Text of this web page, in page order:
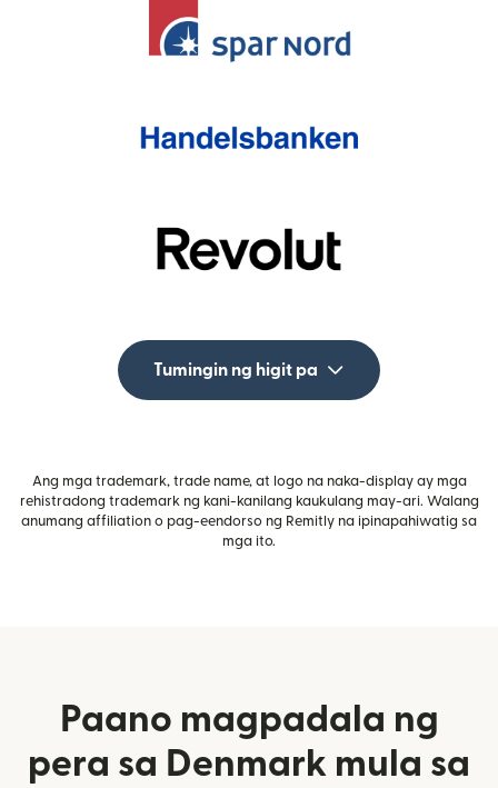
Tumingin ng higit pa
Ang mga trademark, trade name, at logo na naka-display ay mga
rehistradong trademark ng kani-kanilang kaukulang may-ari. Walang
anumang affiliation o pag-eendorso ng Remitly na ipinapahiwatig sa
mga ito.
Paano magpadala ng
pera sa Denmark mula sa